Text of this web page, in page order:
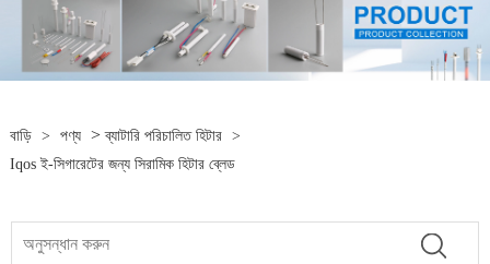
বাড়ি > পণ্য >ব্যাটারি পরিচালিত হিটার
>
Iqos ই-সিগারেটের জন্য সিরামিক হিটার ব্লেড